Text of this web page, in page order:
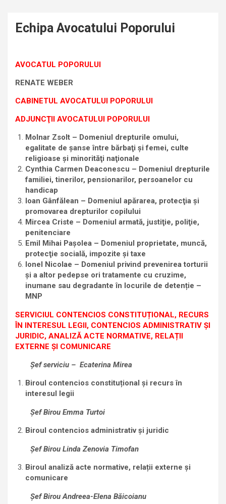
Echipa Avocatului Poporului
AVOCATUL POPORULUI
RENATE WEBER
CABINETUL AVOCATULUI POPORULUI
ADJUNCŢII AVOCATULUI POPORULUI
Molnar Zsolt – Domeniul drepturile omului,
egalitate de şanse între bărbaţi şi femei, culte
religioase şi minorităţi naţionale
Cynthia Carmen Deaconescu – Domeniul drepturile
familiei, tinerilor, pensionarilor, persoanelor cu
handicap
Ioan Gânfălean – Domeniul apărarea, protecţia şi
promovarea drepturilor copilului
Mircea Criste – Domeniul armată, justiţie, poliţie,
penitenciare
Emil Mihai Pașolea – Domeniul proprietate, muncă,
protecţie socială, impozite şi taxe
Ionel Nicolae – Domeniul privind prevenirea torturii
și a altor pedepse ori tratamente cu cruzime,
inumane sau degradante în locurile de detenție –
MNP
SERVICIUL CONTENCIOS CONSTITUȚIONAL, RECURS
ÎN INTERESUL LEGII, CONTENCIOS ADMINISTRATIV ȘI
JURIDIC, ANALIZĂ ACTE NORMATIVE, RELAȚII
EXTERNE ȘI COMUNICARE
Șef serviciu – Ecaterina Mirea
Biroul contencios constituțional și recurs în
interesul legii
Şef Birou Emma Turtoi
Biroul contencios administrativ și juridic
Şef Birou Linda Zenovia Timofan
Biroul analiză acte normative, relații externe și
comunicare
Şef Birou Andreea-Elena Băicoianu